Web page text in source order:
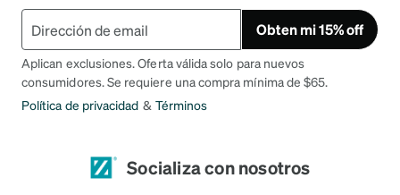
Obten mi 15% off
Aplican exclusiones. Oferta válida solo para nuevos
consumidores. Se requiere una compra mínima de $65.
Política de privacidad & Términos
Socializa con nosotros